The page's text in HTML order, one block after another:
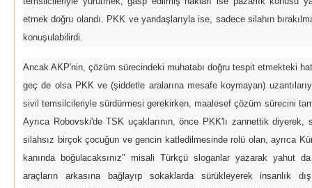
etmek doğru olandı. PKK ve yandaşlarıyla ise, sadece silahın
konuşulabilirdi.
Ancak AKP'nin, çözüm sürecindeki muhatabı doğru tespit etmekteki
geç de olsa PKK ve (şiddetle aralarına mesafe koymayan)
sivil temsilcileriyle sürdürmesi gerekirken, maalesef çözüm sürecini
Ayrıca Robovski'de TSK uçaklarının, önce PKK'lı zannettik diyerek,
silahsız birçok çocuğun ve gencin katledilmesinde rolü olan, ayrıca
kanında boğulacaksınız" misali Türkçü sloganlar yazarak yahut
araçların arkasına bağlayıp sokaklarda sürükleyerek insanlık